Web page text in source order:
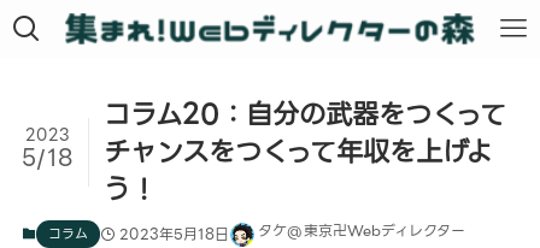
コラム20：自分の武器をつくって
チャンスをつくって年収を上げよ
う！
2023
5/18
コラム 2023年5月18日 タケ@東京卍Webディレクター